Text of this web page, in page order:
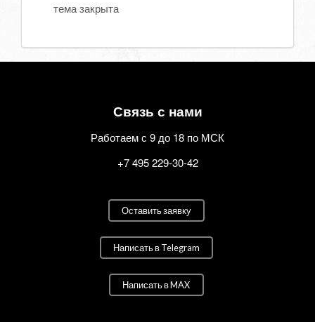
тема закрыта
Связь с нами
Работаем с 9 до 18 по МСК
+7 495 229-30-42
Оставить заявку
Написать в Telegram
Написать в MAX